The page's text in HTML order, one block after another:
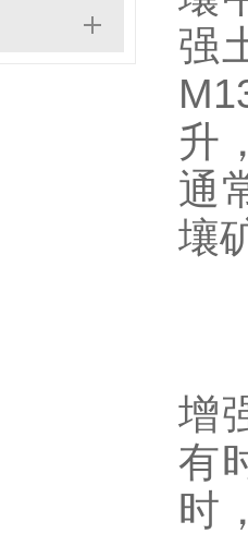
强
升
通
壤
增
有
时